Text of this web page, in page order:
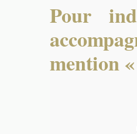
Pour
mention